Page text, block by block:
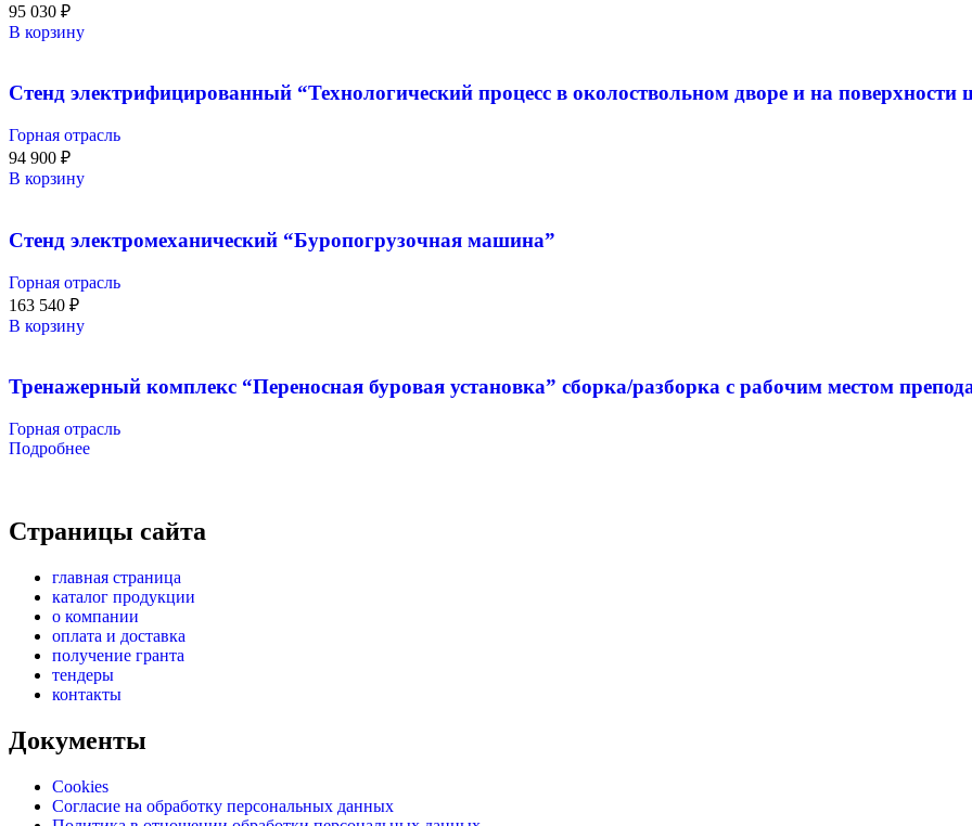
95 030 ₽
В корзину
Стенд электрифицированный “Технологический процесс в околоствольном дворе и на поверхности
Горная отрасль
94 900 ₽
В корзину
Стенд электромеханический “Буропогрузочная машина”
Горная отрасль
163 540 ₽
В корзину
Тренажерный комплекс “Переносная буровая установка” сборка/разборка с рабочим местом
Горная отрасль
Подробнее
Страницы сайта
главная страница
каталог продукции
о компании
оплата и доставка
получение гранта
тендеры
контакты
Документы
Cookies
Согласие на обработку персональных данных